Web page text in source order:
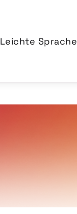
Leichte Sprache